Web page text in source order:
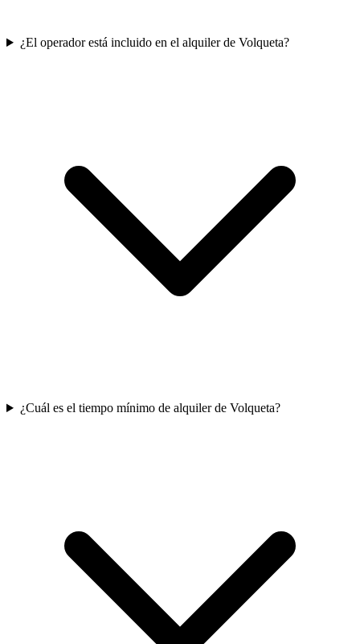
¿El operador está incluido en el alquiler de Volqueta?
¿Cuál es el tiempo mínimo de alquiler de Volqueta?